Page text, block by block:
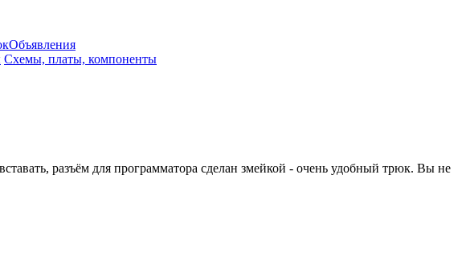
Объявления
Схемы, платы, компоненты
разъём для программатора сделан змейкой - очень удобный трюк. Вы не